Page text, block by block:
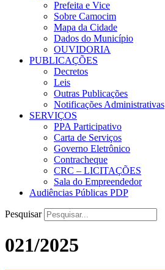
Prefeita e Vice
Sobre Camocim
Mapa da Cidade
Dados do Município
OUVIDORIA
PUBLICAÇÕES
Decretos
Leis
Outras Publicações
Notificações Administrativas
SERVIÇOS
PPA Participativo
Carta de Serviços
Governo Eletrônico
Contracheque
CRC – LICITAÇÕES
Sala do Empreendedor
Audiências Públicas PDP
Pesquisar
021/2025